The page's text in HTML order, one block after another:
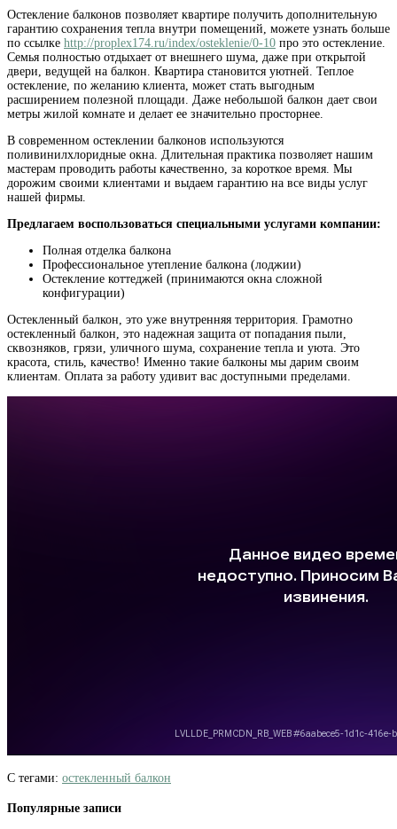
Остекление балконов позволяет квартире получить дополнительную
гарантию сохранения тепла внутри помещений, можете узнать больше
по ссылке http://proplex174.ru/index/osteklenie/0-10 про это остекление.
Семья полностью отдыхает от внешнего шума, даже при открытой
двери, ведущей на балкон. Квартира становится уютней. Теплое
остекление, по желанию клиента, может стать выгодным
расширением полезной площади. Даже небольшой балкон дает свои
метры жилой комнате и делает ее значительно просторнее.
В современном остеклении балконов используются
поливинилхлоридные окна. Длительная практика позволяет нашим
мастерам проводить работы качественно, за короткое время. Мы
дорожим своими клиентами и выдаем гарантию на все виды услуг
нашей фирмы.
Предлагаем воспользоваться специальными услугами компании:
Полная отделка балкона
Профессиональное утепление балкона (лоджии)
Остекление коттеджей (принимаются окна сложной
конфигурации)
Остекленный балкон, это уже внутренняя территория. Грамотно
остекленный балкон, это надежная защита от попадания пыли,
сквозняков, грязи, уличного шума, сохранение тепла и уюта. Это
красота, стиль, качество! Именно такие балконы мы дарим своим
клиентам. Оплата за работу удивит вас доступными пределами.
С тегами: остекленный балкон
Популярные записи